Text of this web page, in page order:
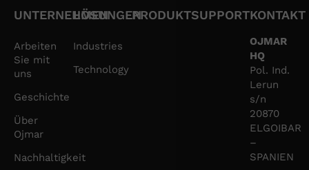
UNTERNEHMEN
Arbeiten
Sie mit
uns
Geschichte
Über
Ojmar
Nachhaltigkeit
LÖSUNGEN
Industries
Technology
PRODUKTSUPPORTKONTAKT
OJMAR
HQ
Pol. Ind.
Lerun
s/n
20870
ELGOIBAR
–
SPANIEN